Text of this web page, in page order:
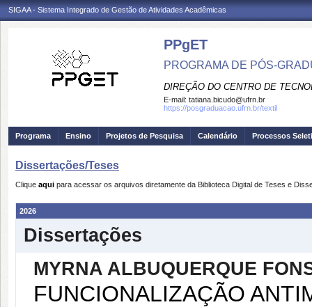
SIGAA - Sistema Integrado de Gestão de Atividades Acadêmicas
PPgET
PROGRAMA DE PÓS-
DIREÇÃO DO CENTRO DE
E-mail: tatiana.bicudo@ufrn.br
https://posgraduacao.ufrn.br/textil
Programa Ensino Projetos de Pesquisa Calendário Processos
Dissertações/Teses
Clique aqui para acessar os arquivos diretamente da Biblioteca Digital de Teses e
2026
Dissertações
MYRNA ALBUQUERQUE
FUNCIONALIZAÇÃO